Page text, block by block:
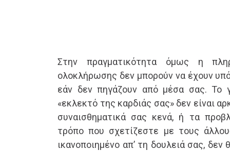
Στην πραγματικότητα όμως η
ολοκλήρωσης δεν μπορούν να έχουν
εάν δεν πηγάζουν από μέσα σας. Το
«εκλεκτό της καρδιάς σας» δεν είναι
συναισθηματικά σας κενά, ή τα
τρόπο που σχετίζεστε με τους
ικανοποιημένο απ’ τη δουλειά σας,